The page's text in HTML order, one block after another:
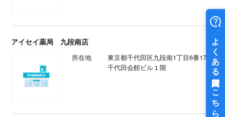
アイセイ薬局 九段南店
所在地
東京都千代田区九段南1丁目6番17号
千代田会館ビル１階